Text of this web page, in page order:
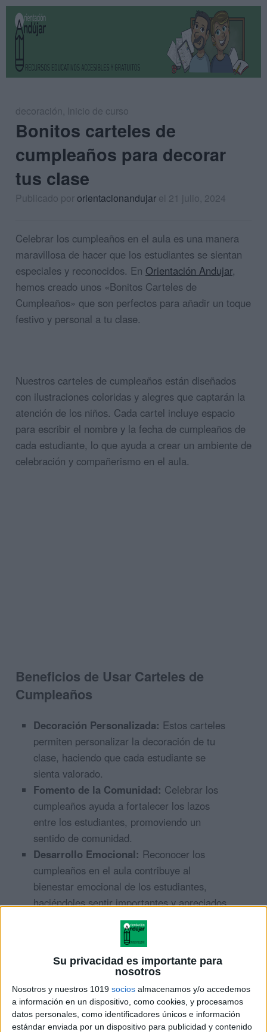
Su privacidad es importante para
nosotros
Nosotros y nuestros 1019 socios almacenamos y/o accedemos
a información en un dispositivo, como cookies, y procesamos
datos personales, como identificadores únicos e información
estándar enviada por un dispositivo para publicidad y contenido
decoración, Inicio de curso
Bonitos carteles de
cumpleaños para decorar
tus clase
Publicado pororientacionandujar el 21 julio, 2024
Celebrar los cumpleaños en el aula es una manera
maravillosa de hacer que los estudiantes se sientan
especiales y reconocidos. En Orientación Andujar,
hemos creado unos «Bonitos Carteles de
Cumpleaños» que son perfectos para añadir un toque
festivo y personal a tu clase.
Nuestros carteles de cumpleaños están diseñados
con ilustraciones coloridas y alegres que captarán la
atención de los niños. Cada cartel incluye espacio
para escribir el nombre y la fecha de cumpleaños de
cada estudiante, lo que ayuda a crear un ambiente de
celebración y compañerismo en el aula.
Beneficios de Usar Carteles de
Cumpleaños
Decoración Personalizada: Estos carteles
permiten personalizar la decoración de tu
clase, haciendo que cada estudiante se
sienta valorado.
Fomento de la Comunidad: Celebrar los
cumpleaños ayuda a fortalecer los lazos
entre los estudiantes, promoviendo un
sentido de comunidad.
Desarrollo Emocional: Reconocer los
cumpleaños en el aula contribuye al
bienestar emocional de los estudiantes,
haciéndoles sentir importantes y apreciados.
Te invitamos a descargar nuestros «Bonitos Carteles
de Cumpleaños» desdeOrientación Andujar
utilizarlos para celebrar los cumpleaños de tus
alumnos de manera especial y festiva.